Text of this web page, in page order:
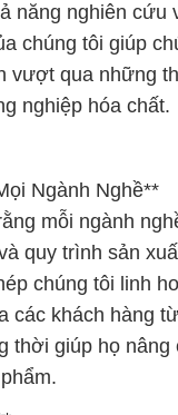
năng nghiên cứu
chúng tôi giúp
vượt qua những
nghiệp hóa chất.
Ngành Nghề**
mỗi ngành
quy trình sản
chúng tôi linh
các khách hàng
thời giúp họ nâng